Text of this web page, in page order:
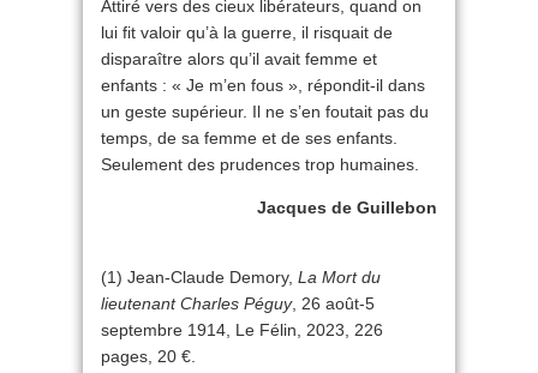
Attiré vers des cieux libérateurs, quand on
lui fit valoir qu’à la guerre, il risquait de
disparaître alors qu’il avait femme et
enfants : « Je m’en fous », répondit-il dans
un geste supérieur. Il ne s’en foutait pas du
temps, de sa femme et de ses enfants.
Seulement des prudences trop humaines.
Jacques de Guillebon
(1) Jean-Claude Demory, La Mort du
lieutenant Charles Péguy, 26 août-5
septembre 1914, Le Félin, 2023, 226
pages, 20 €.